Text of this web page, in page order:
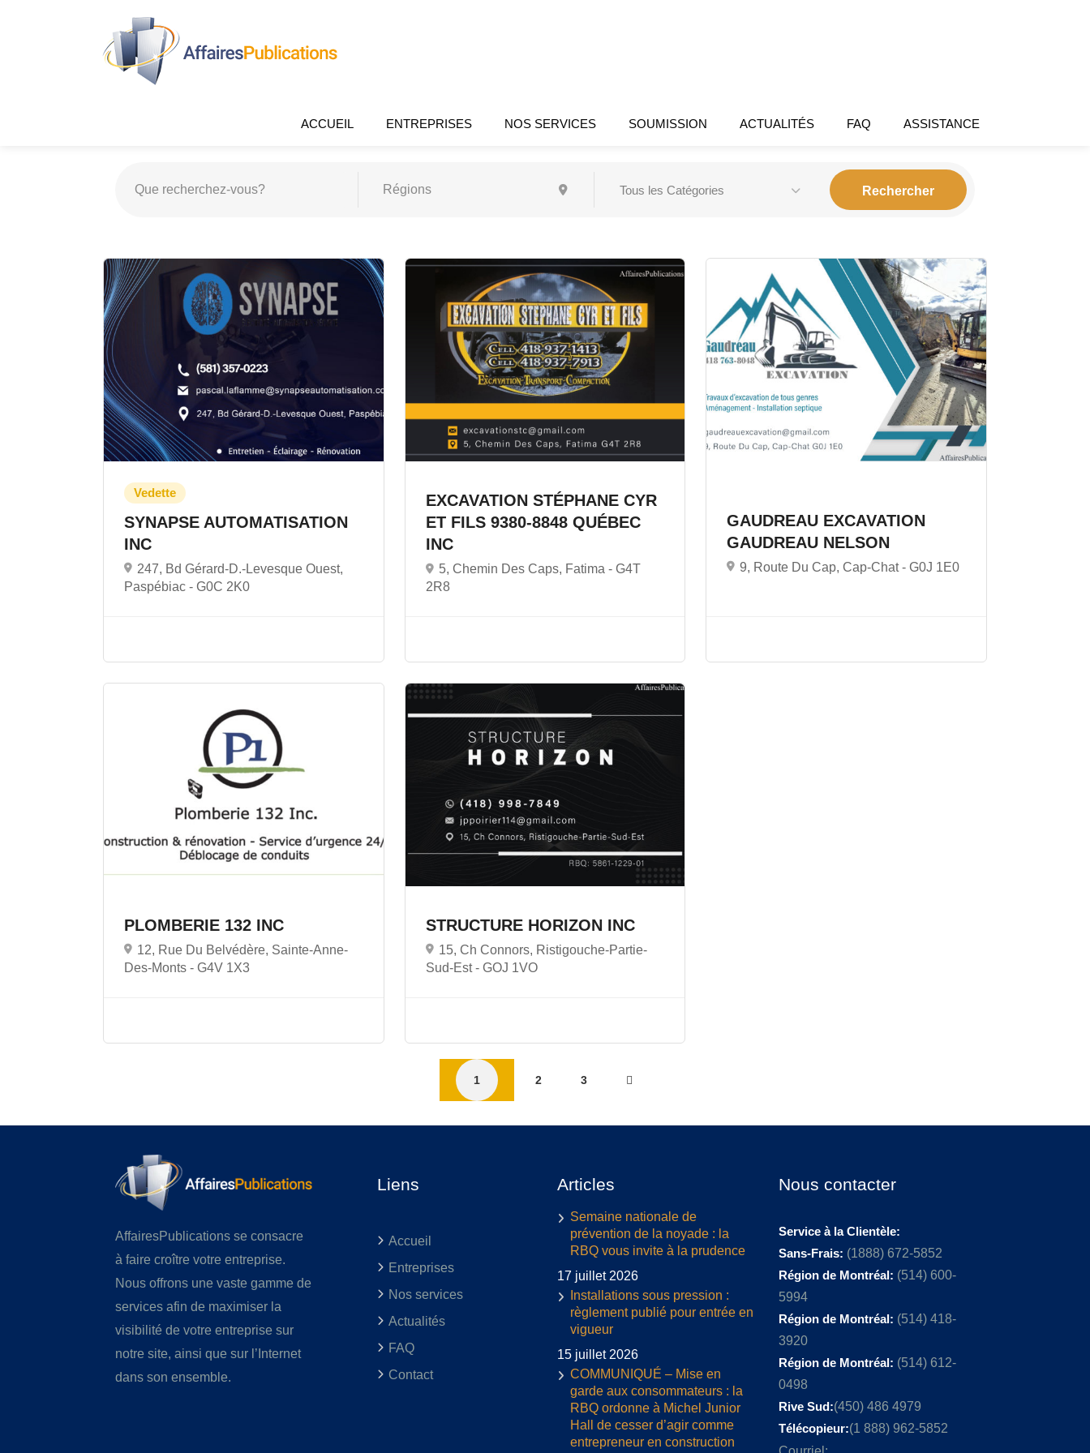
ACCUEIL ENTREPRISES NOS SERVICES SOUMISSION ACTUALITÉS FAQ ASSISTANCE
Tous les Catégories
SYNAPSE AUTOMATISATION
INC
247, Bd Gérard-D.-Levesque Ouest,
Paspébiac - G0C 2K0
EXCAVATION STÉPHANE CYR
ET FILS 9380-8848 QUÉBEC
INC
5, Chemin Des Caps, Fatima - G4T
2R8
GAUDREAU EXCAVATION
GAUDREAU NELSON
9, Route Du Cap, Cap-Chat -G0J 1E0
PLOMBERIE 132 INC
12, Rue Du Belvédère, Sainte-Anne-
Des-Monts - G4V 1X3
STRUCTURE HORIZON INC
15, Ch Connors, Ristigouche-Partie-
Sud-Est - GOJ 1VO
1 2 3
AffairesPublications se consacre
à faire croître votre entreprise.
Nous offrons une vaste gamme de
services afin de maximiser la
visibilité de votre entreprise sur
notre site, ainsi que sur l’Internet
dans son ensemble.
Liens
Accueil
Entreprises
Nos services
Actualités
FAQ
Contact
Articles
Semaine nationale de
prévention de la noyade : la
RBQ vous invite à la prudence
17 juillet 2026
Installations sous pression :
règlement publié pour entrée en
vigueur
15 juillet 2026
COMMUNIQUÉ – Mise en
garde aux consommateurs : la
RBQ ordonne à Michel Junior
Hall de cesser d’agir comme
entrepreneur en construction
Nous contacter
Service à la Clientèle:
Sans-Frais: (1888) 672-5852
Région de Montréal: (514) 600-
5994
Région de Montréal: (514) 418-
3920
Région de Montréal: (514) 612-
0498
Rive Sud:(450) 486 4979
Télécopieur:(1 888) 962-5852